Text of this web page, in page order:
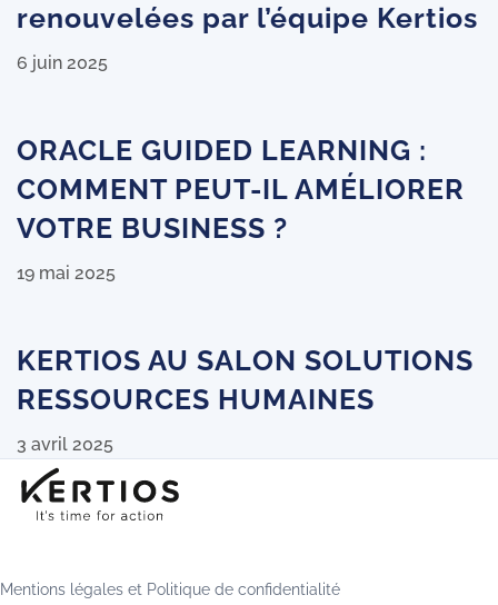
renouvelées par l’équipe Kertios
6 juin 2025
ORACLE GUIDED LEARNING :
COMMENT PEUT-IL AMÉLIORER
VOTRE BUSINESS ?
19 mai 2025
KERTIOS AU SALON SOLUTIONS
RESSOURCES HUMAINES
3 avril 2025
Mentions légales et Politique de confidentialité